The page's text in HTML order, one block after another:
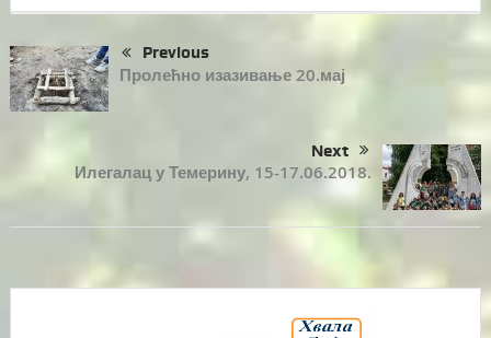
Previous
Пролећно изазивање 20.мај
Next
Илегалац у Темерину, 15-17.06.2018.